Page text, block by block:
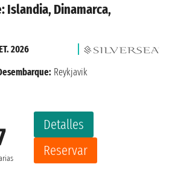
Islandia, Dinamarca,
Detalles
Reservar
2026
Reykjavik